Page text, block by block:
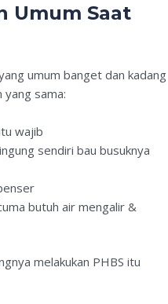
Umum Saat
umum banget dan kadang
yang sama:
wajib
sendiri bau busuknya
butuh air mengalir &
melakukan PHBS itu